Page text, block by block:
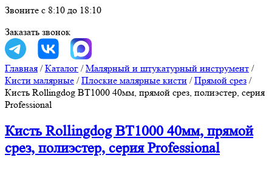
Звоните с 8:10 до 18:10
Заказать звонок
Главная /Каталог /Малярный и штукатурный инструмент /
Кисти малярные /Плоские малярные кисти /Прямой срез /
Кисть Rollingdog BТ1000 40мм, прямой срез, полиэстер, серия
Professional
Кисть Rollingdog BТ1000 40мм, прямой
срез, полиэстер, серия Professional